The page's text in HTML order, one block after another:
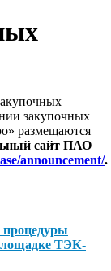
закупочных
размещаются
сайт ПАО
announcement/.
ТЭК-